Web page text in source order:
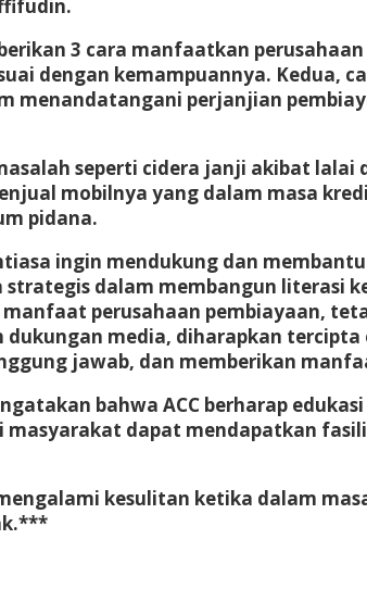
3 cara manfaatkan
dengan kemampuannya. Kedua,
menandatangani perjanjian
seperti cidera janji akibat lalai
mobilnya yang dalam masa
pidana.
ingin mendukung dan
dalam membangun literasi
perusahaan pembiayaan,
media, diharapkan
jawab, dan memberikan
bahwa ACC berharap
dapat mendapatkan
kesulitan ketika dalam